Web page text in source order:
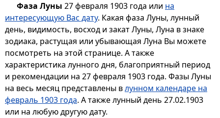
Фаза Луны 27 февраля 1903 года или на
интересующую Вас дату. Какая фаза Луны, лунный
день, видимость, восход и закат Луны, Луна в знаке
зодиака, растущая или убывающая Луна Вы можете
посмотреть на этой странице. А также
характеристика лунного дня, благоприятный период
и рекомендации на 27 февраля 1903 года. Фазы Луны
на весь месяц представлены влунном календаре на
февраль 1903 года. А также лунный день 27.02.1903
или на любую другую дату.